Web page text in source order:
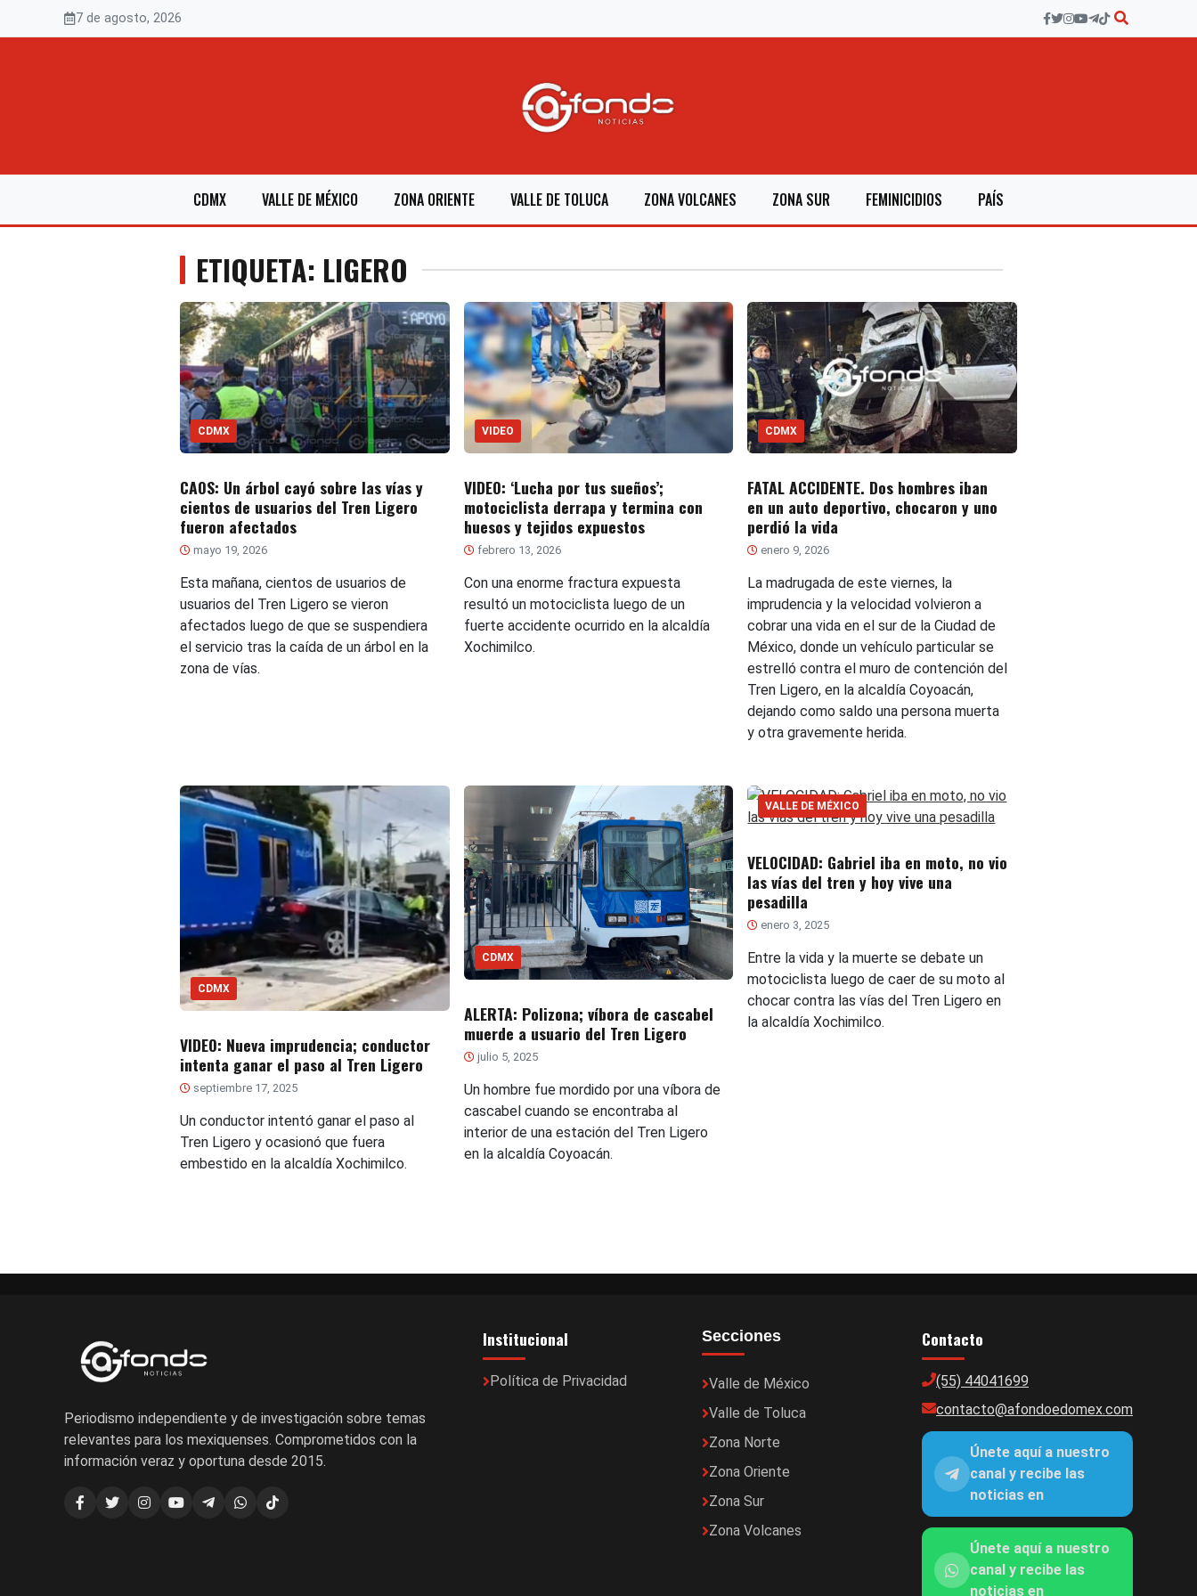
7 de agosto, 2026
CDMX VALLE DE MÉXICO ZONA ORIENTE VALLE DE TOLUCA ZONA VOLCANES ZONA SUR FEMINICIDIOS PAÍS
ETIQUETA: LIGERO
CDMX
CAOS: Un árbol cayó sobre las vías y
cientos de usuarios del Tren Ligero
fueron afectados
mayo 19, 2026
Esta mañana, cientos de usuarios de
usuarios del Tren Ligero se vieron
afectados luego de que se suspendiera
el servicio tras la caída de un árbol en la
zona de vías.
VIDEO
VIDEO: ‘Lucha por tus sueños’;
motociclista derrapa y termina con
huesos y tejidos expuestos
febrero 13, 2026
Con una enorme fractura expuesta
resultó un motociclista luego de un
fuerte accidente ocurrido en la alcaldía
Xochimilco.
CDMX
FATAL ACCIDENTE. Dos hombres iban
en un auto deportivo, chocaron y uno
perdió la vida
enero 9, 2026
La madrugada de este viernes, la
imprudencia y la velocidad volvieron a
cobrar una vida en el sur de la Ciudad de
México, donde un vehículo particular se
estrelló contra el muro de contención del
Tren Ligero, en la alcaldía Coyoacán,
dejando como saldo una persona muerta
y otra gravemente herida.
CDMX
VIDEO: Nueva imprudencia; conductor
intenta ganar el paso al Tren Ligero
septiembre 17, 2025
Un conductor intentó ganar el paso al
Tren Ligero y ocasionó que fuera
embestido en la alcaldía Xochimilco.
CDMX
ALERTA: Polizona; víbora de cascabel
muerde a usuario del Tren Ligero
julio 5, 2025
Un hombre fue mordido por una víbora de
cascabel cuando se encontraba al
interior de una estación del Tren Ligero
en la alcaldía Coyoacán.
VALLE DE MÉXICO
VELOCIDAD: Gabriel iba en moto, no vio
las vías del tren y hoy vive una
pesadilla
enero 3, 2025
Entre la vida y la muerte se debate un
motociclista luego de caer de su moto al
chocar contra las vías del Tren Ligero en
la alcaldía Xochimilco.
Periodismo independiente y de investigación sobre temas
relevantes para los mexiquenses. Comprometidos con la
información veraz y oportuna desde 2015.
Institucional
Política de Privacidad
Secciones
Valle de México
Valle de Toluca
Zona Norte
Zona Oriente
Zona Sur
Zona Volcanes
Contacto
(55) 44041699
contacto@afondoedomex.com
Únete aquí a nuestro
canal y recibe las
noticias en
Únete aquí a nuestro
canal y recibe las
noticias en